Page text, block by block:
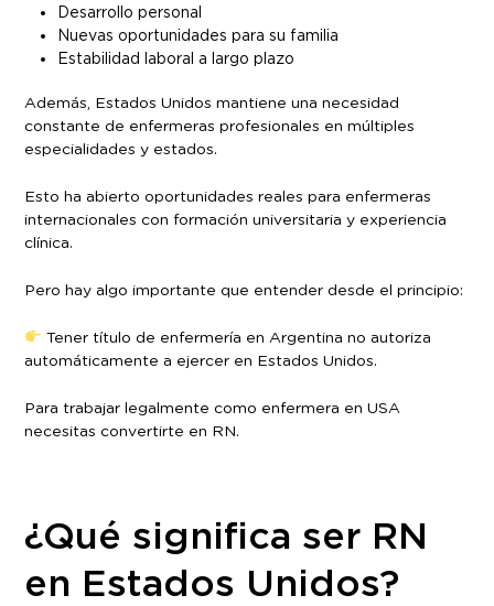
Desarrollo personal
Nuevas oportunidades para su familia
Estabilidad laboral a largo plazo
Además, Estados Unidos mantiene una necesidad
constante de enfermeras profesionales en múltiples
especialidades y estados.
Esto ha abierto oportunidades reales para enfermeras
internacionales con formación universitaria y experiencia
clínica.
Pero hay algo importante que entender desde el principio:
Tener título de enfermería en Argentina no autoriza
automáticamente a ejercer en Estados Unidos.
Para trabajar legalmente como enfermera en USA
necesitas convertirte en RN.
¿Qué significa ser RN
en Estados Unidos?